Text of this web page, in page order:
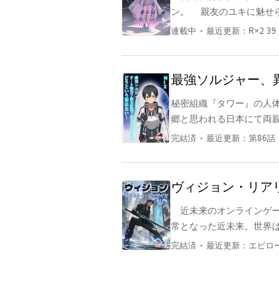
ン。 親友のユキに魅せ
彼女はその他大勢を魅せるゲーマーへと
barrage Gamers」略して「RBG」を
連載中 ・ 最近更新： R×2
最強ソルジャー、
たらなければどう
秘密組織『タワー』の人
郷と思われる日本にて両
ていた。が、爆発に巻き
完結済 ・ 最近更新： 第86話
ヴィジョン・リア
近未来のオンラインゲームを舞台とし
常となった近未来。世界
供する多くの巨大複合企
完結済 ・ 最近更新： エピロ